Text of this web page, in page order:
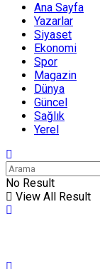
Ana Sayfa
Yazarlar
Siyaset
Ekonomi
Spor
Magazin
Dünya
Güncel
Sağlık
Yerel
No Result
View All Result